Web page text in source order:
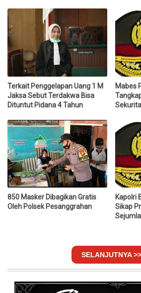
Terkait Penggelapan Uang 1 M
Jaksa Sebut Terdakwa Bisa
Dituntut Pidana 4 Tahun
Mabes
850 Masker Dibagikan Gratis
Oleh Polsek Pesanggrahan
Kapolri
Sikap
SELANJUTNYA >>